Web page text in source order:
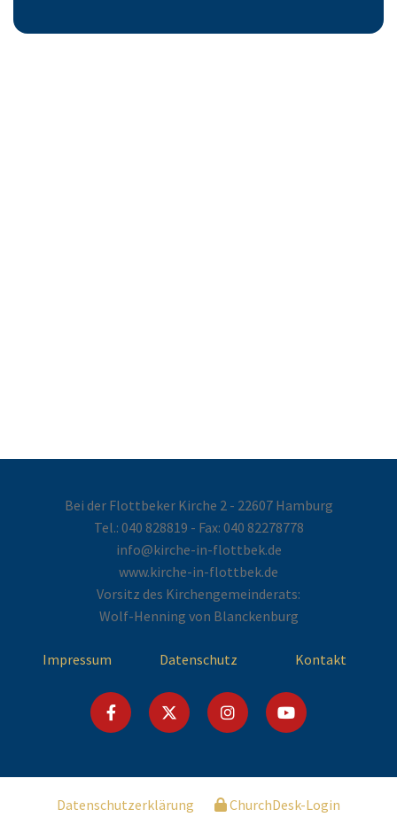
Bei der Flottbeker Kirche 2 - 22607 Hamburg
Tel.: 040 828819 - Fax: 040 82278778
info@kirche-in-flottbek.de
www.kirche-in-flottbek.de
Vorsitz des Kirchengemeinderats:
Wolf-Henning von Blanckenburg
Impressum Datenschutz Kontakt
Datenschutzerklärung ChurchDesk-Login